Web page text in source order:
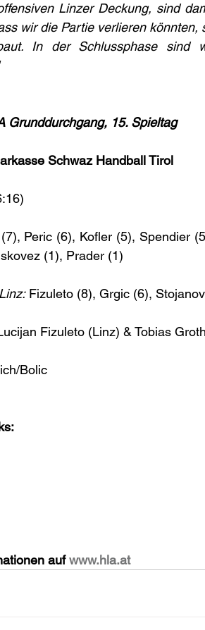
Linzer Deckung, sind
wir die Partie verlieren
In der Schlussphase
Grunddurchgang, 15. Spieltag
Schwaz Handball Tirol
Peric (6), Kofler (5), Spendier
(1), Prader (1)
Fizuleto (8), Grgic (6),
Fizuleto (Linz) & Tobias
Bolic
auf www.hla.at